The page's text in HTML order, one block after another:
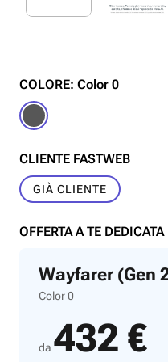
COLORE: Color 0
CLIENTE FASTWEB
GIÀ CLIENTE
OFFERTA A TE DEDICATA
Wayfarer (Gen
Color 0
da 432 €